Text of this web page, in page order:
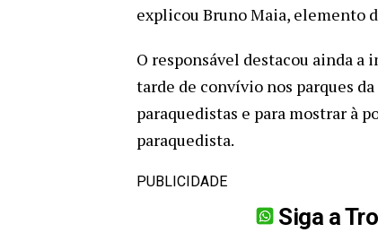
explicou Bruno Maia, elemento
O responsável destacou ainda
tarde de convívio nos parques
paraquedistas e para mostrar à
paraquedista.
PUBLICIDADE
Siga a